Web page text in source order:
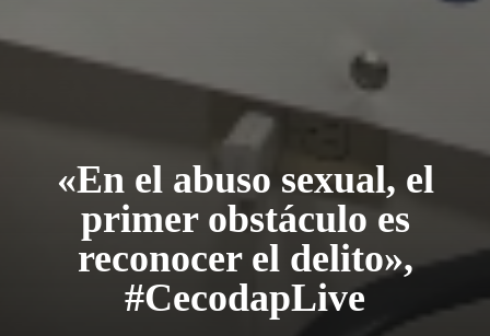
«En el abuso sexual, el
primer obstáculo es
reconocer el delito»,
#CecodapLive